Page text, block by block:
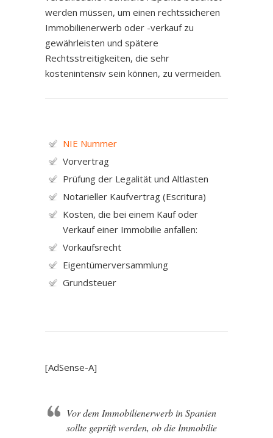
werden müssen, um einen rechtssicheren
Immobilienerwerb oder -verkauf zu
gewährleisten und spätere
Rechtsstreitigkeiten, die sehr
kostenintensiv sein können, zu vermeiden.
NIE Nummer
Vorvertrag
Prüfung der Legalität und Altlasten
Notarieller Kaufvertrag (Escritura)
Kosten, die bei einem Kauf oder
Verkauf einer Immobilie anfallen:
Vorkaufsrecht
Eigentümerversammlung
Grundsteuer
[AdSense-A]
Vor dem Immobilienerwerb in Spanien
sollte geprüft werden, ob die Immobilie